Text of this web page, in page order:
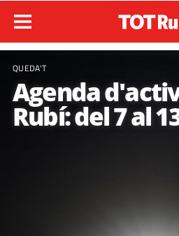
QUEDA'T
Agenda
Rubí: del 7 al